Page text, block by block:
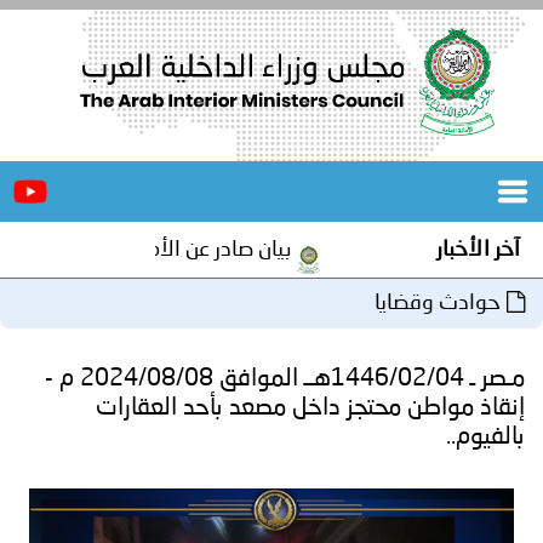
الرئيسية
المجلس
مؤتمرات
و
اجتماعات
جهود
و
برامج
آخر الأخبار بيان صادر عن الأمانة العامة لمجلس
حوادث وقضايا
مـصر ـ 1446/02/04هــ الموافق 2024/08/08 م -
إنقاذ مواطن محتجز داخل مصعد بأحد العقارات
بالفيوم..